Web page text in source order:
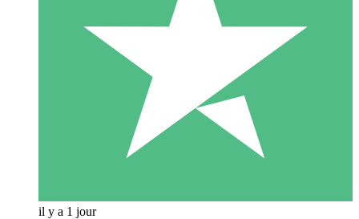
il y a 1 jour